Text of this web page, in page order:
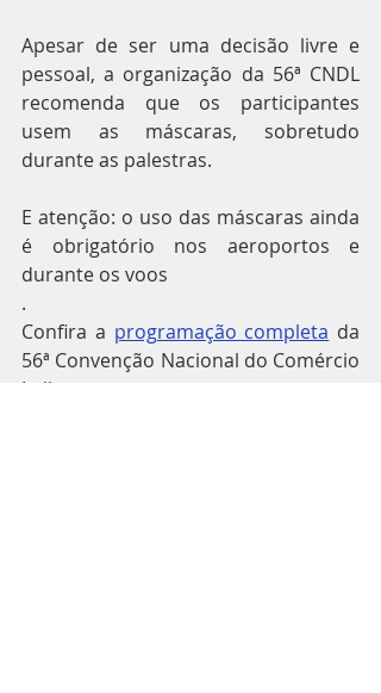
Apesar de ser uma decisão livre e
pessoal, a organização da 56ª CNDL
recomenda que os participantes
usem as máscaras, sobretudo
durante as palestras.
E atenção: o uso das máscaras ainda
é obrigatório nos aeroportos e
durante os voos
.
Confira a programação completa da
56ª Convenção Nacional do Comércio
Lojista.